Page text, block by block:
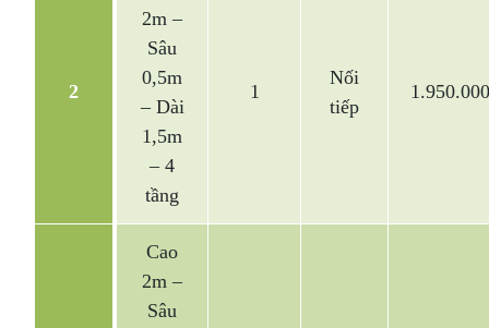
2
2m –
Sâu
0,5m
– Dài
1,5m
– 4
tầng
1
Nối
tiếp
1.950.000
Cao
2m –
Sâu